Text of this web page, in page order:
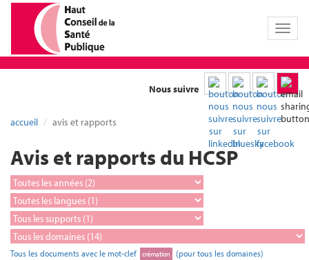
Toggle
Nous suivre
accueil avis et rapports
Avis et rapports du HCSP
Tous les documents avec le mot-clef crémation (pour tous les domaines)